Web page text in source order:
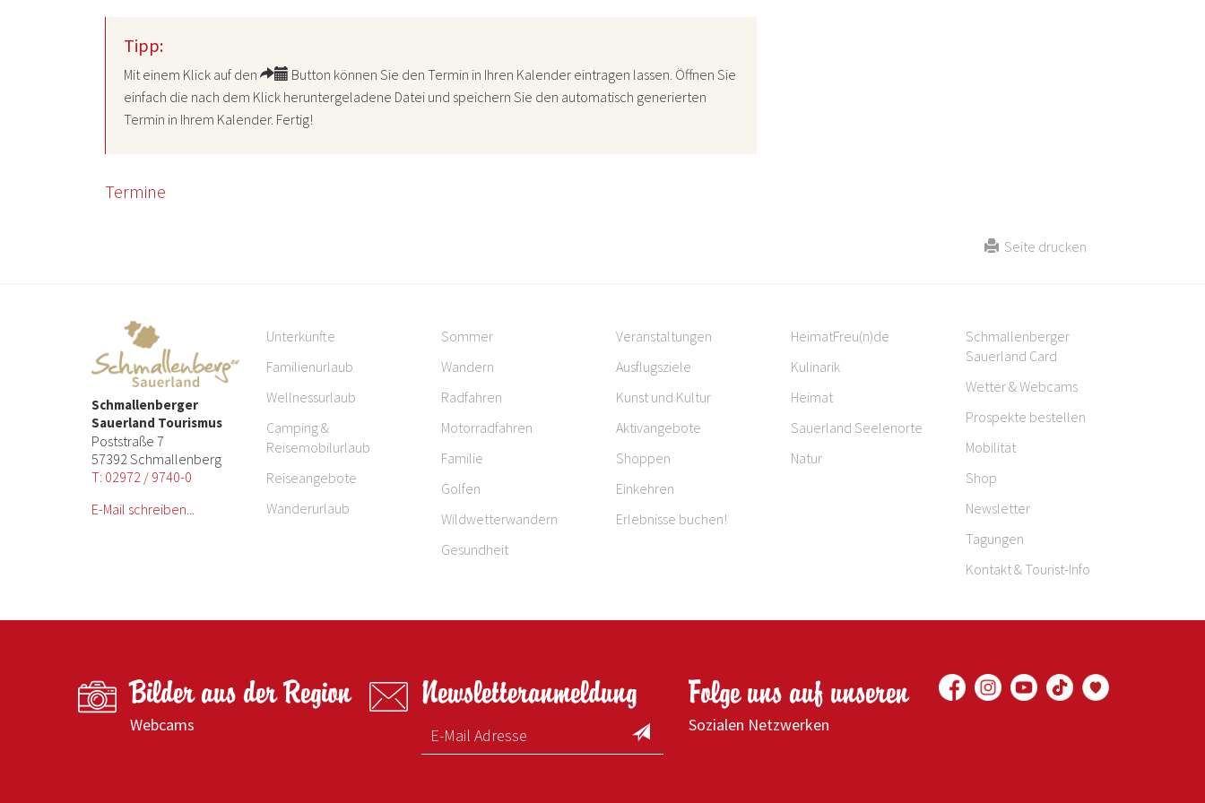
Tipp:
Mit einem Klick auf den
Button können Sie den Termin in Ihren Kalender eintragen lassen. Öffnen Sie
einfach die nach dem Klick heruntergeladene Datei und speichern Sie den automatisch generierten
Termin in Ihrem Kalender. Fertig!
Termine
Seite drucken
Schmallenberger
Sauerland Tourismus
Poststraße 7
57392 Schmallenberg
T: 02972 / 9740-0
E-Mail schreiben...
Unterkünfte
Familienurlaub
Wellnessurlaub
Camping &
Reisemobilurlaub
Reiseangebote
Wanderurlaub
Sommer
Wandern
Radfahren
Motorradfahren
Familie
Golfen
Wildwetterwandern
Gesundheit
Veranstaltungen
Ausflugsziele
Kunst und Kultur
Aktivangebote
Shoppen
Einkehren
Erlebnisse buchen!
HeimatFreu(n)de
Kulinarik
Heimat
Sauerland Seelenorte
Natur
Schmallenberger
Sauerland Card
Wetter & Webcams
Prospekte bestellen
Mobilität
Shop
Newsletter
Tagungen
Kontakt & Tourist-Info
Bilder aus der Region
Webcams
Newsletteranmeldung Folge uns auf unseren
Sozialen Netzwerken